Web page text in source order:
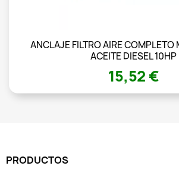
ANCLAJE FILTRO AIRE COMPLETO
ACEITE DIESEL 10HP
15,52 €
PRODUCTOS